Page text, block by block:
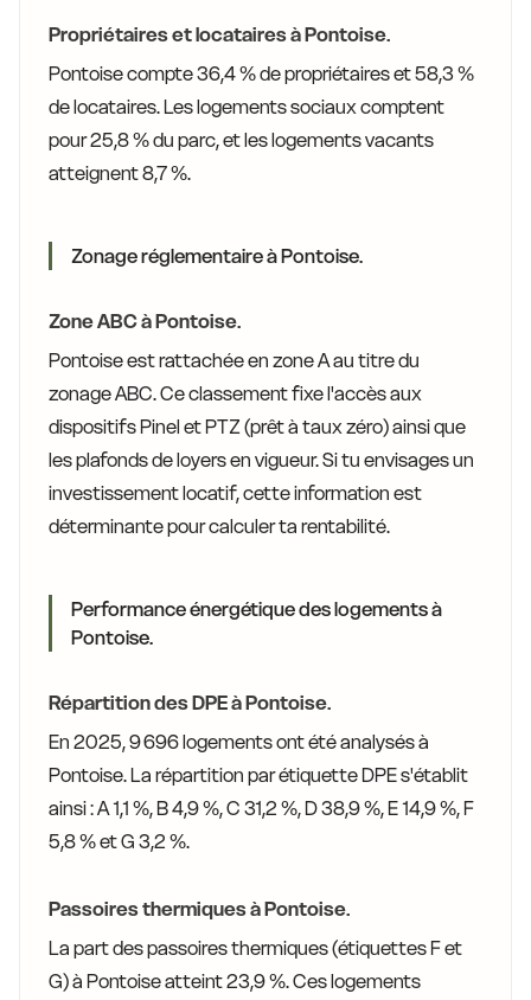
Propriétaires et locataires à Pontoise.
Pontoise compte 36,4 % de propriétaires et 58,3 %
de locataires. Les logements sociaux comptent
pour 25,8 % du parc, et les logements vacants
atteignent 8,7 %.
Zonage réglementaire à Pontoise.
Zone ABC à Pontoise.
Pontoise est rattachée en zone A au titre du
zonage ABC. Ce classement fixe l'accès aux
dispositifs Pinel et PTZ (prêt à taux zéro) ainsi que
les plafonds de loyers en vigueur. Si tu envisages un
investissement locatif, cette information est
déterminante pour calculer ta rentabilité.
Performance énergétique des logements à
Pontoise.
Répartition des DPE à Pontoise.
En 2025, 9 696 logements ont été analysés à
Pontoise. La répartition par étiquette DPE s'établit
ainsi : A 1,1 %, B 4,9 %, C 31,2 %, D 38,9 %, E 14,9 %, F
5,8 % et G 3,2 %.
Passoires thermiques à Pontoise.
La part des passoires thermiques (étiquettes F et
G) à Pontoise atteint 23,9 %. Ces logements